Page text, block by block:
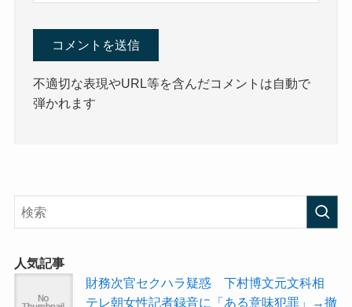
不適切な表現やURL等を含んだコメントは自動で
弾かれます
人気記事
財務次官セクハラ疑惑 下村博文元文科相
テレ朝女性記者録音に「ある意味犯罪」→撤